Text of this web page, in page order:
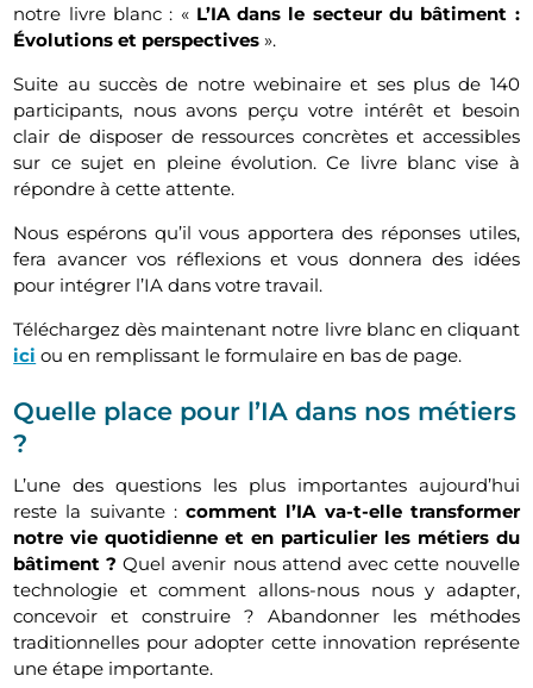
notre livre blanc : « L’IA dans le secteur du bâtiment :
Évolutions et perspectives ».
Suite au succès de notre webinaire et ses plus de 140
participants, nous avons perçu votre intérêt et besoin
clair de disposer de ressources concrètes et accessibles
sur ce sujet en pleine évolution. Ce livre blanc vise à
répondre à cette attente.
Nous espérons qu’il vous apportera des réponses utiles,
fera avancer vos réflexions et vous donnera des idées
pour intégrer l’IA dans votre travail.
Téléchargez dès maintenant notre livre blanc en cliquant
ici ou en remplissant le formulaire en bas de page.
Quelle place pour l’IA dans nos métiers
?
L’une des questions les plus importantes aujourd’hui
reste la suivante :comment l’IA va-t-elle transformer
notre vie quotidienne et en particulier les métiers du
bâtiment ? Quel avenir nous attend avec cette nouvelle
technologie et comment allons-nous nous y adapter,
concevoir et construire ? Abandonner les méthodes
traditionnelles pour adopter cette innovation représente
une étape importante.